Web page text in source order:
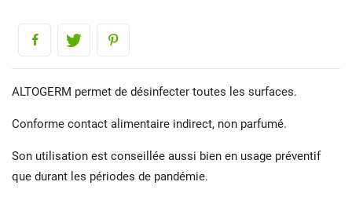
ALTOGERM permet de désinfecter toutes les surfaces.
Conforme contact alimentaire indirect, non parfumé.
Son utilisation est conseillée aussi bien en usage préventif
que durant les périodes de pandémie.